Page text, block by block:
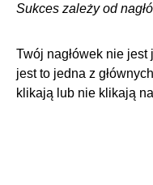
Sukces zależy od
Twój nagłówek nie
jest to jedna z
klikają lub nie klikają